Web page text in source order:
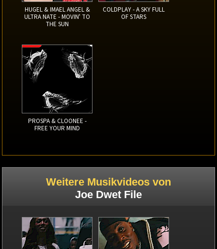
HUGEL & IMAEL ANGEL &
ULTRA NATE - MOVIN' TO
THE SUN
COLDPLAY - A SKY FULL
OF STARS
PROSPA & CLOONEE -
FREE YOUR MIND
Weitere Musikvideos von
Joe Dwet File